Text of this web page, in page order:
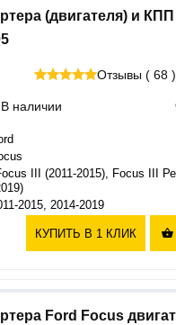
(двигателя) и КПП
Отзывы ( 68 )
В наличии
III (2011-2015), Focus III
2015, 2014-2019
КУПИТЬ В 1 КЛИК 
Ford Focus